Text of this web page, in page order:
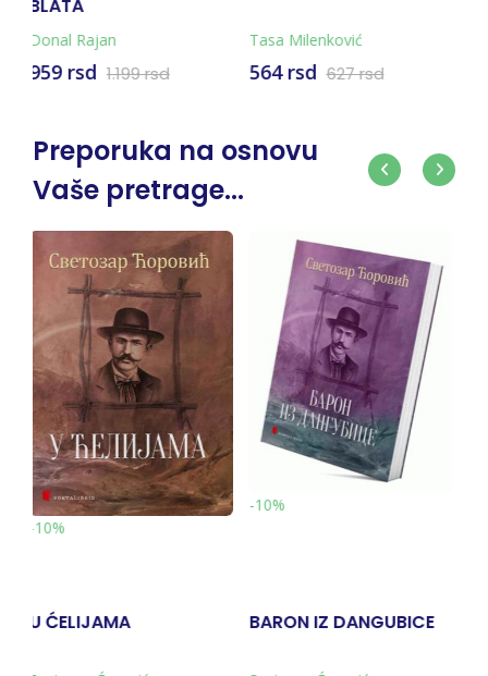
Tasa Milenković
564 rsd 627 rsd
Svetozar Ćorović
376 rsd 418 rsd
Preporuka na osnovu
Vaše pretrage...
-10%
BARON IZ DANGUBICE
-10%
JARANI